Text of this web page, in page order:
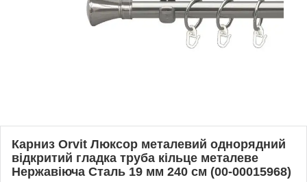
Карниз Orvit Люксор металевий однорядний
відкритий гладка труба кільце металеве
Нержавіюча Сталь 19 мм 240 см (00-00015968)